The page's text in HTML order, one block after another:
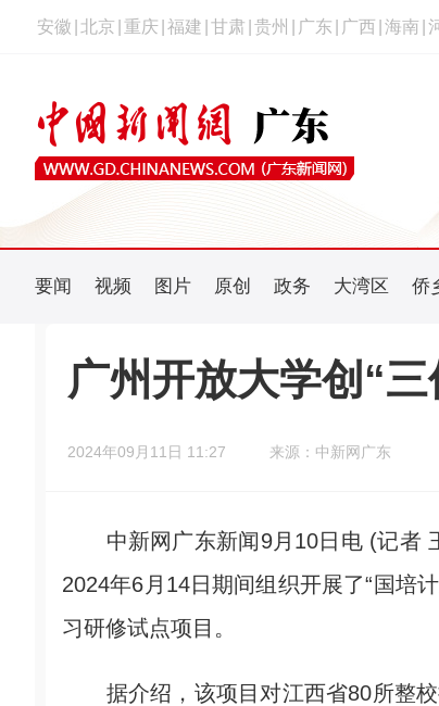
安徽 北京 重庆 福建 甘肃 贵州 广东 广西 海南
要闻 视频 图片 原创 政务 大湾区 侨
广州开放大学创“
2024年09月11日 11:27 来源：中新网广东
中新网广东新闻9月10日电 (记者
2024年6月14日期间组织开展了“国
习研修试点项目。
据介绍，该项目对江西省80所整校